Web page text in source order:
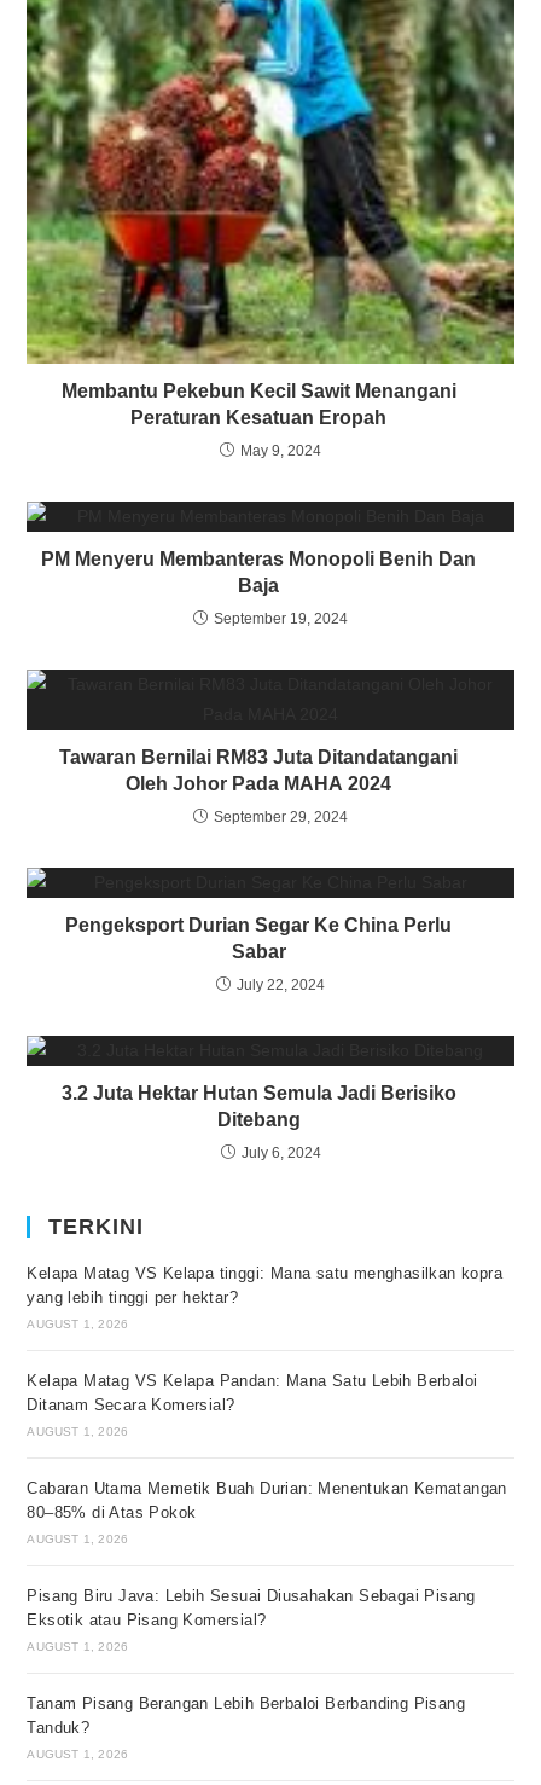
Membantu Pekebun Kecil Sawit Menangani
Peraturan Kesatuan Eropah
May 9, 2024
PM Menyeru Membanteras Monopoli Benih Dan
Baja
September 19, 2024
Tawaran Bernilai RM83 Juta Ditandatangani
Oleh Johor Pada MAHA 2024
September 29, 2024
Pengeksport Durian Segar Ke China Perlu
Sabar
July 22, 2024
3.2 Juta Hektar Hutan Semula Jadi Berisiko
Ditebang
July 6, 2024
TERKINI
Kelapa Matag VS Kelapa tinggi: Mana satu menghasilkan kopra
yang lebih tinggi per hektar?
AUGUST 1, 2026
Kelapa Matag VS Kelapa Pandan: Mana Satu Lebih Berbaloi
Ditanam Secara Komersial?
AUGUST 1, 2026
Cabaran Utama Memetik Buah Durian: Menentukan Kematangan
80–85% di Atas Pokok
AUGUST 1, 2026
Pisang Biru Java: Lebih Sesuai Diusahakan Sebagai Pisang
Eksotik atau Pisang Komersial?
AUGUST 1, 2026
Tanam Pisang Berangan Lebih Berbaloi Berbanding Pisang
Tanduk?
AUGUST 1, 2026